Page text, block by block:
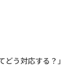
どう対応する？」